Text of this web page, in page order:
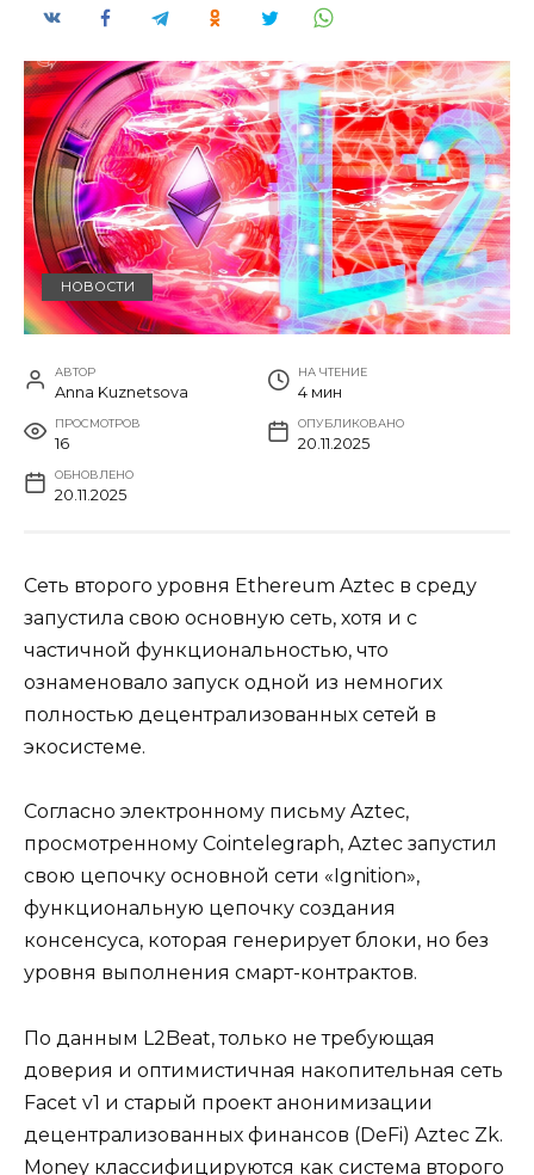
НОВОСТИ
АВТОР
Anna Kuznetsova
НА ЧТЕНИЕ
4 мин
ПРОСМОТРОВ
16
ОПУБЛИКОВАНО
20.11.2025
ОБНОВЛЕНО
20.11.2025
Сеть второго уровня Ethereum Aztec в среду
запустила свою основную сеть, хотя и с
частичной функциональностью, что
ознаменовало запуск одной из немногих
полностью децентрализованных сетей в
экосистеме.
Согласно электронному письму Aztec,
просмотренному Cointelegraph, Aztec запустил
свою цепочку основной сети «Ignition»,
функциональную цепочку создания
консенсуса, которая генерирует блоки, но без
уровня выполнения смарт-контрактов.
По данным L2Beat, только не требующая
доверия и оптимистичная накопительная сеть
Facet v1 и старый проект анонимизации
децентрализованных финансов (DeFi) Aztec Zk.
Money классифицируются как система второго